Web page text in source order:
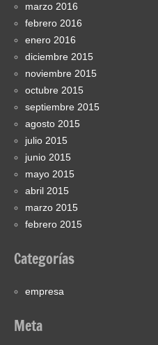
marzo 2016
febrero 2016
enero 2016
diciembre 2015
noviembre 2015
octubre 2015
septiembre 2015
agosto 2015
julio 2015
junio 2015
mayo 2015
abril 2015
marzo 2015
febrero 2015
Categorías
empresa
Meta